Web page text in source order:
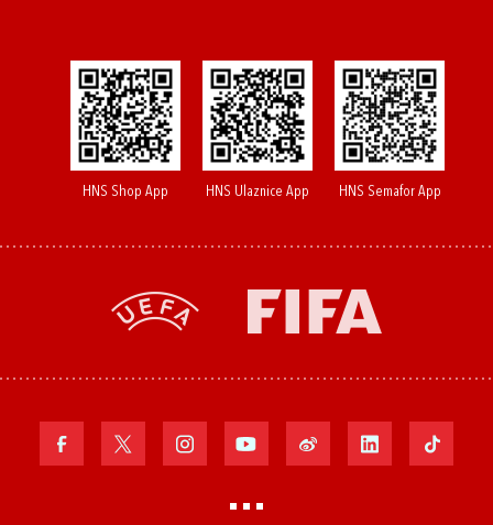
HNS Shop App HNS Ulaznice App HNS Semafor App